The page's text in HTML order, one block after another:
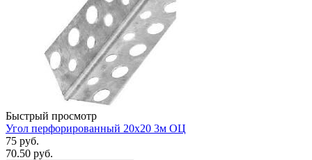
Быстрый просмотр
Угол перфорированный 20х20 3м ОЦ
75 руб.
70.50 руб.